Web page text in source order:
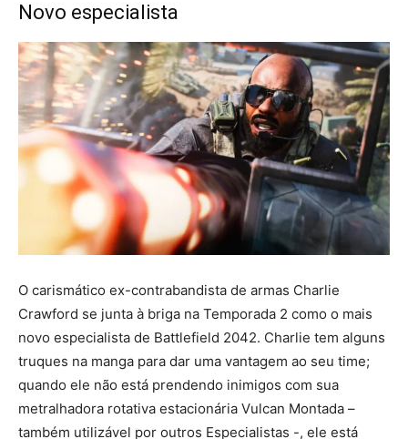
Novo especialista
O carismático ex-contrabandista de armas Charlie
Crawford se junta à briga na Temporada 2 como o mais
novo especialista de Battlefield 2042. Charlie tem alguns
truques na manga para dar uma vantagem ao seu time;
quando ele não está prendendo inimigos com sua
metralhadora rotativa estacionária Vulcan Montada –
também utilizável por outros Especialistas -, ele está